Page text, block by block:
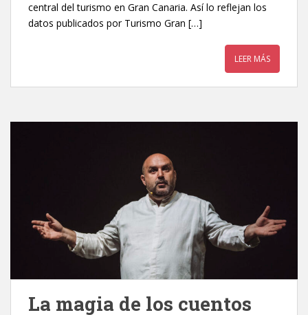
central del turismo en Gran Canaria. Así lo reflejan los
datos publicados por Turismo Gran […]
LEER MÁS
La magia de los cuentos